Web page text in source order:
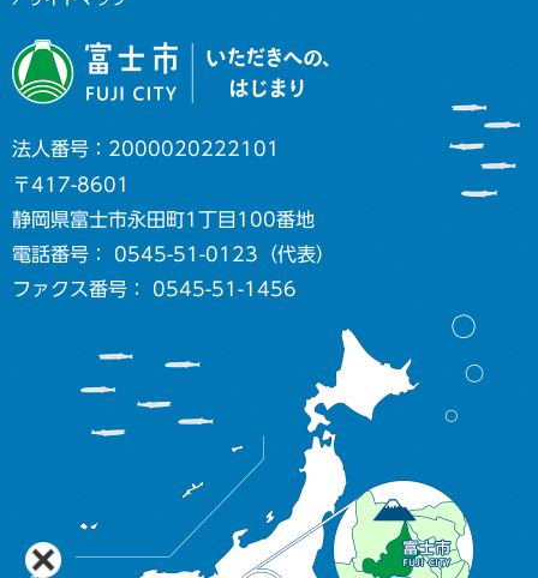
法人番号：2000020222101
〒417-8601
静岡県富士市永田町1丁目100番地
電話番号： 0545-51-0123（代表）
ファクス番号： 0545-51-1456